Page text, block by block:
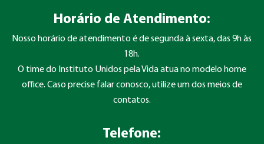
Horário de Atendimento:
Nosso horário de atendimento é de segunda à sexta, das 9h às
18h.
O time do Instituto Unidos pela Vida atua no modelo home
office. Caso precise falar conosco, utilize um dos meios de
contatos.
Telefone: